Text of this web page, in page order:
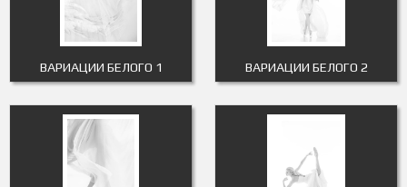
ВАРИАЦИИ БЕЛОГО 1 ВАРИАЦИИ БЕЛОГО 2